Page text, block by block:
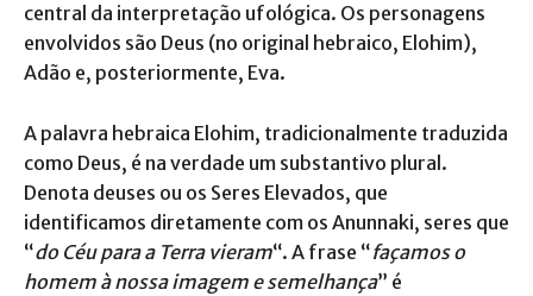
central da interpretação ufológica. Os personagens
envolvidos são Deus (no original hebraico, Elohim),
Adão e, posteriormente, Eva.
A palavra hebraica Elohim, tradicionalmente traduzida
como Deus, é na verdade um substantivo plural.
Denota deuses ou os Seres Elevados, que
identificamos diretamente com os Anunnaki, seres que
“do Céu para a Terra vieram“. A frase “façamos o
homem à nossa imagem e semelhança” é